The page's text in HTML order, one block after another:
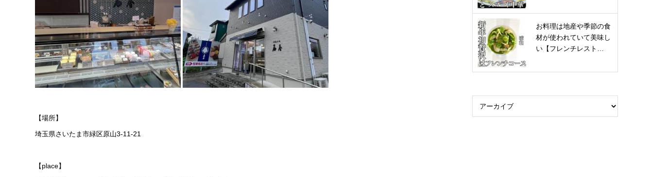
【場所】
埼玉県さいたま市緑区原山3-11-21
【place】
お料理は地産や季節の食
材が使われていて美味し
い【フレンチレスト…